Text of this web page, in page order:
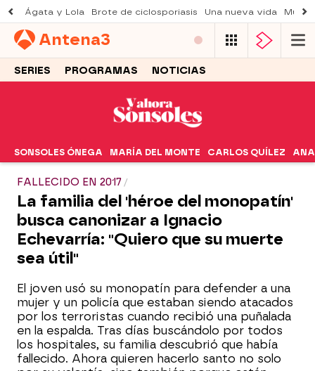
Ágata y Lola Brote de ciclosporiasis Una nueva vida
Antena3
SERIES PROGRAMAS NOTICIAS
SONSOLES ÓNEGA MARÍA DEL MONTE CARLOS QUÍLEZ ANA
FALLECIDO EN 2017
La familia del 'héroe del monopatín'
busca canonizar a Ignacio
Echevarría: "Quiero que su muerte
sea útil"
El joven usó su monopatín para defender a una
mujer y un policía que estaban siendo atacados
por los terroristas cuando recibió una puñalada
en la espalda. Tras días buscándolo por todos
los hospitales, su familia descubrió que había
fallecido. Ahora quieren hacerlo santo no solo